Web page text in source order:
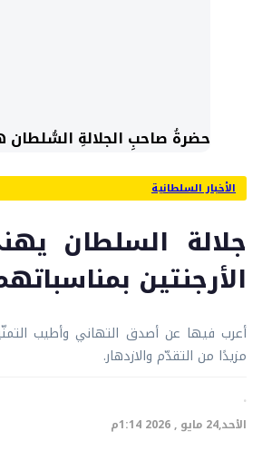
حضرةُ صاحبِ الجلالةِ السُّلطان
الأخبار السلطانية
جلالة السلطان
الأرجنتين
أعرب فيها عن أصدق التهاني وأطيب
مزيدًا من التقدّم والازدهار.
·
الأحد,24 مايو , 2026 1:14م